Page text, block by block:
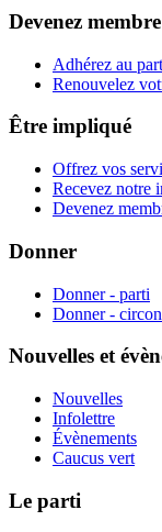
Devenez membre
Adhérez au
Renouvelez
Être impliqué
Offrez vos
Recevez notre
Devenez
Donner
Donner - parti
Donner -
Nouvelles et
Nouvelles
Infolettre
Évènements
Caucus vert
Le parti